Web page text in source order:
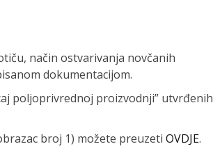
način ostvarivanja novčanih
dokumentacijom.
poljoprivrednoj proizvodnji” utvrđenih
broj 1) možete preuzeti OVDJE.